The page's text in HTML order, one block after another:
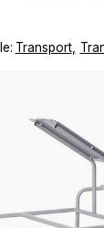
Transport,